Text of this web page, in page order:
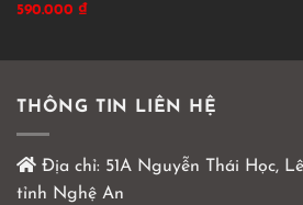
590.000 ₫
THÔNG TIN LIÊN HỆ
Địa chỉ: 51A Nguyễn Thái Học,
tỉnh Nghệ An